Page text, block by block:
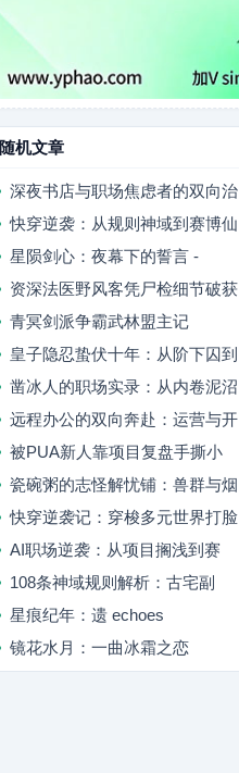
随机文章
深夜书店与职场焦虑者的双向治
快穿逆袭：从规则神域到赛博仙
星陨剑心：夜幕下的誓言 -
资深法医野风客凭尸检细节破获
青冥剑派争霸武林盟主记
皇子隐忍蛰伏十年：从阶下囚到
凿冰人的职场实录：从内卷泥沼
远程办公的双向奔赴：运营与开
被PUA新人靠项目复盘手撕小
瓷碗粥的志怪解忧铺：兽群与烟
快穿逆袭记：穿梭多元世界打脸
AI职场逆袭：从项目搁浅到赛
108条神域规则解析：古宅副
星痕纪年：遗 echoes
镜花水月：一曲冰霜之恋